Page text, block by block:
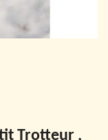
Trotteur ,